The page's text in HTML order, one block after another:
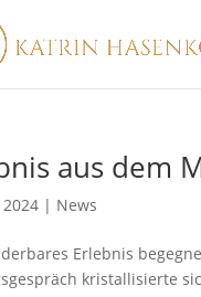
aus dem
2024 | News
Erlebnis
kristallisierte